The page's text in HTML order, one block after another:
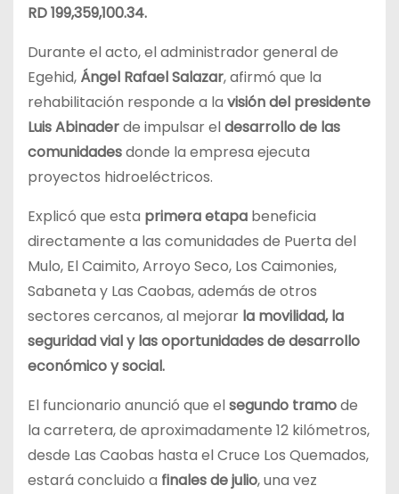
RD 199,359,100.34.
Durante el acto, el administrador general de
Egehid, Ángel Rafael Salazar, afirmó que la
rehabilitación responde a la visión del presidente
Luis Abinaderde impulsar eldesarrollo de las
comunidadesdonde la empresa ejecuta
proyectos hidroeléctricos.
Explicó que esta primera etapa beneficia
directamente a las comunidades de Puerta del
Mulo, El Caimito, Arroyo Seco, Los Caimonies,
Sabaneta y Las Caobas, además de otros
sectores cercanos, al mejorar la movilidad, la
seguridad vial y las oportunidades de desarrollo
económico y social.
El funcionario anunció que elsegundo tramode
la carretera, de aproximadamente 12 kilómetros,
desde Las Caobas hasta el Cruce Los Quemados,
estará concluido a finales de julio, una vez